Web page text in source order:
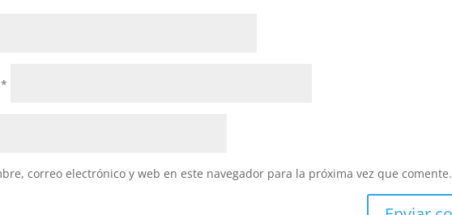
*
correo electrónico y web en este navegador para la próxima vez que comente.